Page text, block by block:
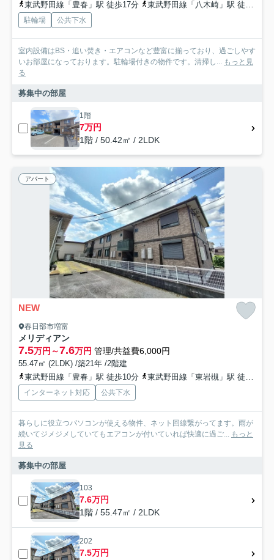
東武野田線「豊春」駅 徒歩17分 東武野田線「八木崎」駅 徒歩19分
駐輪場 公共下水
室内設備はBS・追い焚き・エアコンなど豊富に揃っており、過ごしやす
いお部屋になっております。駐輪場付きの物件です。清掃し... もっと見
る
募集中の部屋
1階
7万円
1階 / 50.42㎡ / 2LDK
アパート
NEW
春日部市増富
メリディアン
7.5万円～7.6万円 管理/共益費6,000円
55.47㎡ (2LDK) /築21年 /2階建
東武野田線「豊春」駅 徒歩10分
東武野田線「東岩槻」駅 徒歩26分
インターネット対応 公共下水
暮らしに役立つパソコンが使える物件、ネット回線繋がってます。雨が
続いてジメジメしていてもエアコンが付いていれば快適に過ご... もっと
見る
募集中の部屋
103
7.6万円
1階 / 55.47㎡ / 2LDK
202
7.5万円